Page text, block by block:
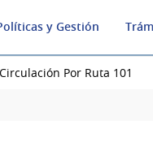
y Gestión
Por Ruta 101